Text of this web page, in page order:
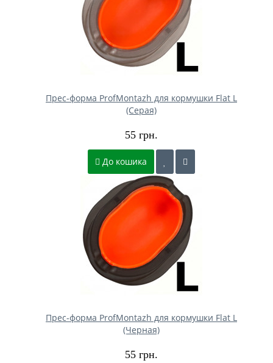
Прес-форма ProfMontazh для кормушки Flat L
(Серая)
55 грн.
До кошика
Прес-форма ProfMontazh для кормушки Flat L
(Черная)
55 грн.